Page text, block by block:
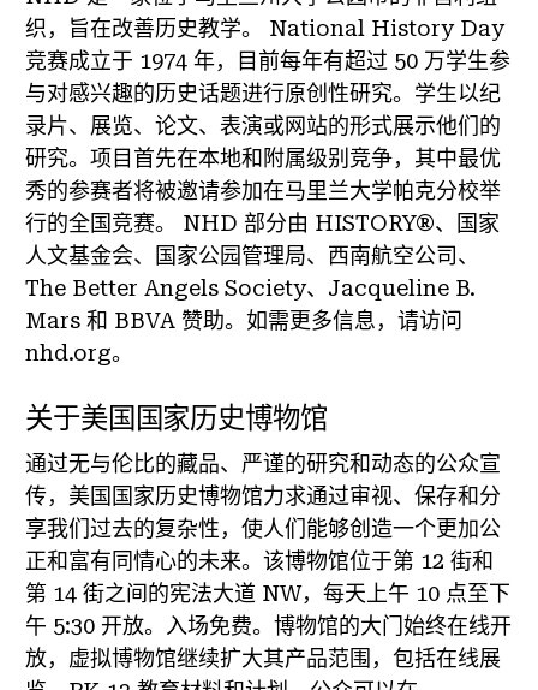
织，旨在改善历史教学。 National History Day
竞赛成立于 1974 年，目前每年有超过 50 万学生参
与对感兴趣的历史话题进行原创性研究。学生以纪
录片、展览、论文、表演或网站的形式展示他们的
研究。项目首先在本地和附属级别竞争，其中最优
秀的参赛者将被邀请参加在马里兰大学帕克分校举
行的全国竞赛。 NHD 部分由 HISTORY®、国家
人文基金会、国家公园管理局、西南航空公司、
The Better Angels Society、Jacqueline B.
Mars 和 BBVA 赞助。如需更多信息，请访问
nhd.org。
关于美国国家历史博物馆
通过无与伦比的藏品、严谨的研究和动态的公众宣
传，美国国家历史博物馆力求通过审视、保存和分
享我们过去的复杂性，使人们能够创造一个更加公
正和富有同情心的未来。该博物馆位于第 12 街和
第 14 街之间的宪法大道 NW，每天上午 10 点至下
午 5:30 开放。入场免费。博物馆的大门始终在线开
放，虚拟博物馆继续扩大其产品范围，包括在线展